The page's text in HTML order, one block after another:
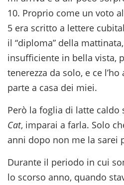
10. Proprio come un voto
5 era scritto a lettere
il “diploma” della
insufficiente in bella vista,
tenerezza da solo, e ce
parte a casa dei miei.
Però la foglia di latte caldo
Cat, imparai a farla. Solo
anni dopo non me la sarei
Durante il periodo in cui
lo scorso anno, quando